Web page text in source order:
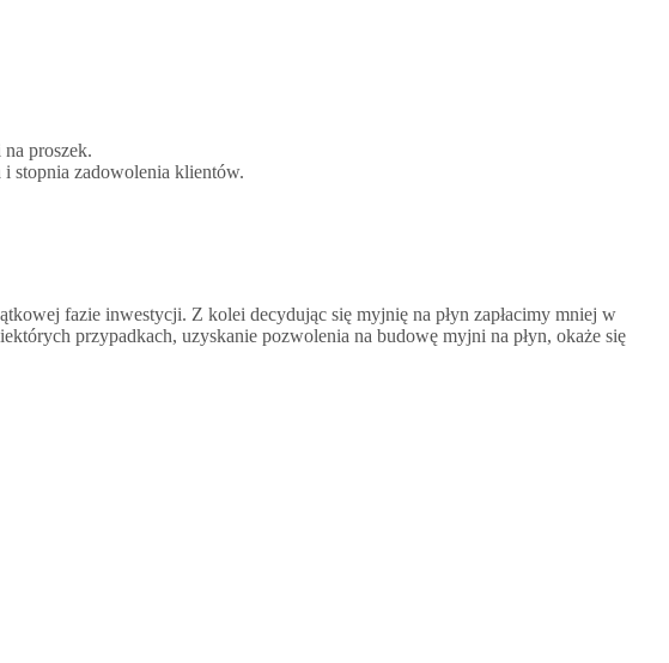
proszek.
stopnia zadowolenia klientów.
fazie inwestycji. Z kolei decydując się myjnię na płyn zapłacimy mniej w
przypadkach, uzyskanie pozwolenia na budowę myjni na płyn, okaże się